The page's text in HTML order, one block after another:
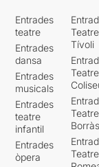
Entrades
teatre
Entrades
dansa
Entrades
musicals
Entrades
teatre
infantil
Entrades
òpera
Teatre
Tívoli
Teatre
Teatre
Borràs
Teatre